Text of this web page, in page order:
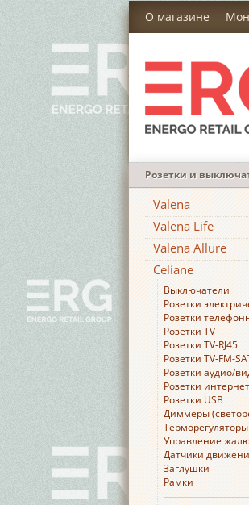
О магазине
Розетки и
Valena
Valena Life
Valena Allure
Celiane
Выключатели
Розетки
Розетки
Розетки TV
Розетки TV-RJ45
Розетки TV-FM-
Розетки аудио/
Розетки интернет
Розетки USB
Диммеры
Терморегуляторы
Управление
Датчики
Заглушки
Рамки